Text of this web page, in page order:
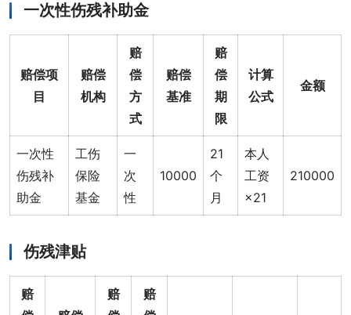
一次性伤残补助金
赔偿项
目
赔偿
机构
赔
偿
方
式
赔偿
基准
赔
偿
期
限
计算
公式
金额
一次性
伤残补
助金
工伤
保险
基金
一
次
性
10000
21
个
月
本人
工资
×21
210000
伤残津贴
赔
赔
赔